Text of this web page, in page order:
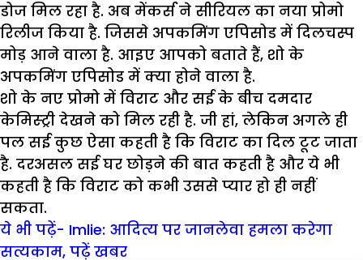
डोज मिल रहा है. अब मेंकर्स ने सीरियल का नया प्रोमो
रिलीज किया है. जिससे अपकमिंग एपिसोड में दिलचस्प
मोड़ आने वाला है. आइए आपको बताते हैं, शो के
अपकमिंग एपिसोड में क्या होने वाला है.
शो के नए प्रोमो में विराट और सई के बीच दमदार
केमिस्ट्री देखने को मिल रही है. जी हां, लेकिन अगले ही
पल सई कुछ ऐसा कहती है कि विराट का दिल टूट जाता
है. दरअसल सई घर छोड़ने की बात कहती है और ये भी
कहती है कि विराट को कभी उससे प्यार हो ही नहीं
सकता.
ये भी पढ़ें- Imlie: आदित्य पर जानलेवा हमला करेगा
सत्यकाम, पढ़ें खबर